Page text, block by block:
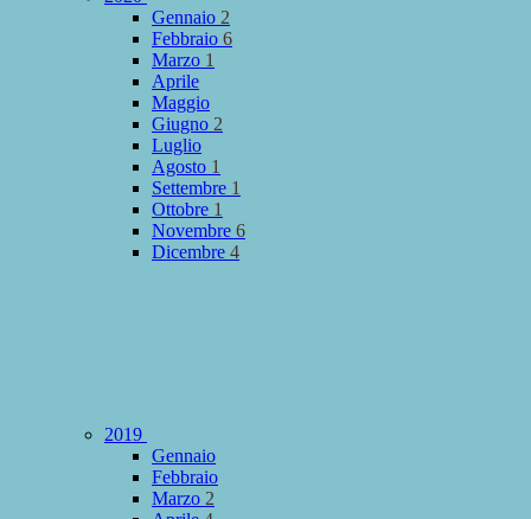
Gennaio 2
Febbraio 6
Marzo 1
Aprile
Maggio
Giugno 2
Luglio
Agosto 1
Settembre 1
Ottobre 1
Novembre 6
Dicembre 4
2019
Gennaio
Febbraio
Marzo 2